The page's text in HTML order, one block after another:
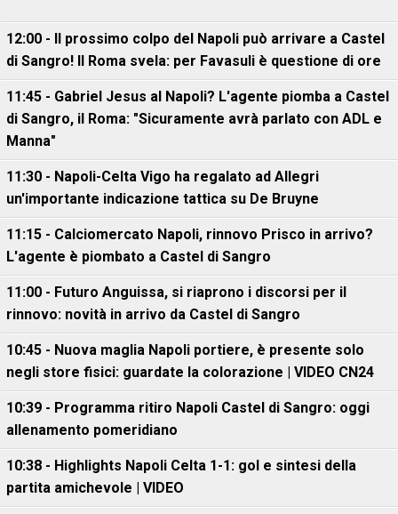
12:00 - Il prossimo colpo del Napoli può arrivare a Castel
di Sangro! Il Roma svela: per Favasuli è questione di ore
11:45 - Gabriel Jesus al Napoli? L'agente piomba a Castel
di Sangro, il Roma: "Sicuramente avrà parlato con ADL e
Manna"
11:30 - Napoli-Celta Vigo ha regalato ad Allegri
un'importante indicazione tattica su De Bruyne
11:15 - Calciomercato Napoli, rinnovo Prisco in arrivo?
L'agente è piombato a Castel di Sangro
11:00 - Futuro Anguissa, si riaprono i discorsi per il
rinnovo: novità in arrivo da Castel di Sangro
10:45 - Nuova maglia Napoli portiere, è presente solo
negli store fisici: guardate la colorazione | VIDEO CN24
10:39 - Programma ritiro Napoli Castel di Sangro: oggi
allenamento pomeridiano
10:38 - Highlights Napoli Celta 1-1: gol e sintesi della
partita amichevole | VIDEO